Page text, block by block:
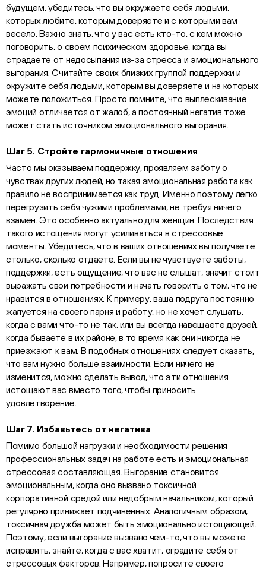
будущем, убедитесь, что вы окружаете себя людьми,
которых любите, которым доверяете и с которыми вам
весело. Важно знать, что у вас есть кто-то, с кем можно
поговорить, о своем психическом здоровье, когда вы
страдаете от недосыпания из-за стресса и эмоционального
выгорания. Считайте своих близких группой поддержки и
окружите себя людьми, которым вы доверяете и на которых
можете положиться. Просто помните, что выплескивание
эмоций отличается от жалоб, а постоянный негатив тоже
может стать источником эмоционального выгорания.
Шаг 5. Стройте гармоничные отношения
Часто мы оказываем поддержку, проявляем заботу о
чувствах других людей, но такая эмоциональная работа как
правило не воспринимается как труд. Именно поэтому легко
перегрузить себя чужими проблемами, не требуя ничего
взамен. Это особенно актуально для женщин. Последствия
такого истощения могут усиливаться в стрессовые
моменты. Убедитесь, что в ваших отношениях вы получаете
столько, сколько отдаете. Если вы не чувствуете заботы,
поддержки, есть ощущение, что вас не слышат, значит стоит
выражать свои потребности и начать говорить о том, что не
нравится в отношениях. К примеру, ваша подруга постоянно
жалуется на своего парня и работу, но не хочет слушать,
когда с вами что-то не так, или вы всегда навещаете друзей,
когда бываете в их районе, в то время как они никогда не
приезжают к вам. В подобных отношениях следует сказать,
что вам нужно больше взаимности. Если ничего не
изменится, можно сделать вывод, что эти отношения
истощают вас вместо того, чтобы приносить
удовлетворение.
Шаг 7. Избавьтесь от негатива
Помимо большой нагрузки и необходимости решения
профессиональных задач на работе есть и эмоциональная
стрессовая составляющая. Выгорание становится
эмоциональным, когда оно вызвано токсичной
корпоративной средой или недобрым начальником, который
регулярно принижает подчиненных. Аналогичным образом,
токсичная дружба может быть эмоционально истощающей.
Поэтому, если выгорание вызвано чем-то, что вы можете
исправить, знайте, когда с вас хватит, оградите себя от
стрессовых факторов. Например, попросите своего